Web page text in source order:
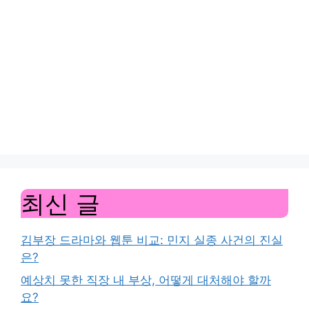
최신 글
김부장 드라마와 웹툰 비교: 민지 실종 사건의 진실
은?
예상치 못한 직장 내 부상, 어떻게 대처해야 할까
요?